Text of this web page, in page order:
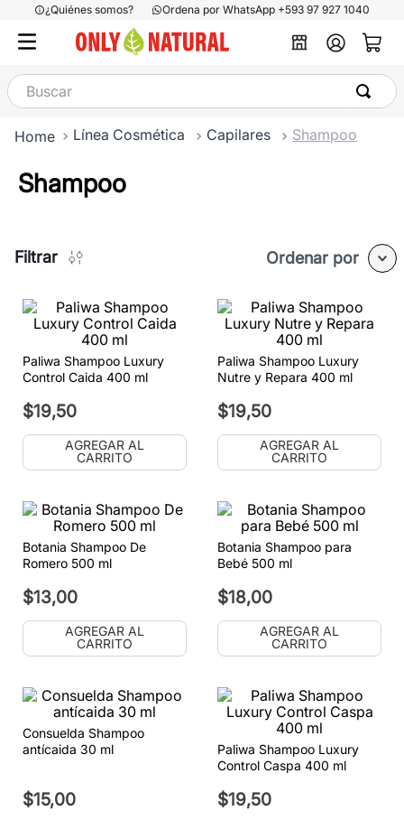
¿Quiénes somos? Ordena por WhatsApp +593 97 927 1040
Buscar
Línea Cosmética Capilares Shampoo
Shampoo
Filtrar Ordenar por
Paliwa Shampoo Luxury
Control Caida 400 ml
$19,50
AGREGAR AL
CARRITO
Paliwa Shampoo Luxury
Nutre y Repara 400 ml
$19,50
AGREGAR AL
CARRITO
Botania Shampoo De
Romero 500 ml
$13,00
AGREGAR AL
CARRITO
Botania Shampoo para
Bebé 500 ml
$18,00
AGREGAR AL
CARRITO
Consuelda Shampoo
antícaida 30 ml
$15,00
Paliwa Shampoo Luxury
Control Caspa 400 ml
$19,50